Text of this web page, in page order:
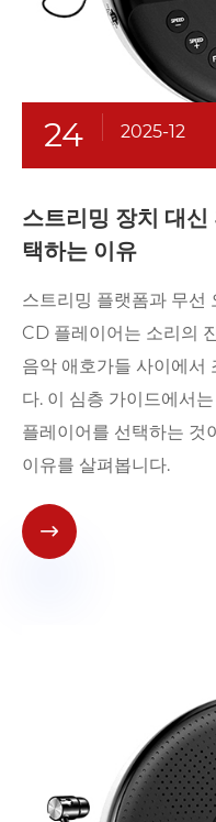
24 2025-12
스트리밍 장치 대
택하는 이유
스트리밍 플랫폼과 무선
CD 플레이어는 소리의
음악 애호가들 사이에서
다. 이 심층 가이드에서
플레이어를 선택하는 것
이유를 살펴봅니다.
